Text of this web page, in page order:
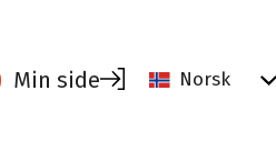
Min side Norsk